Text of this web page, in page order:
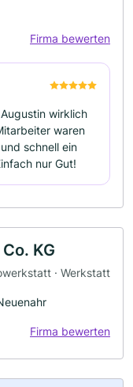
Firma bewerten
wirklich
waren
schnell ein
nur Gut!
KG
· Werkstatt
Firma bewerten